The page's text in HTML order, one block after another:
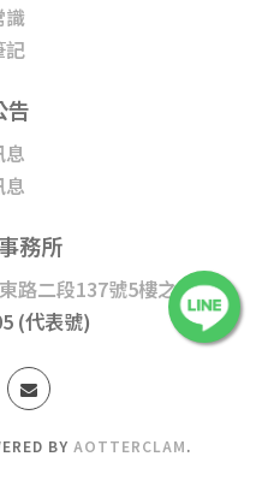
識
記
告
息
息
務所
路二段137號5樓之1|
(代表號)
BY AOTTERCLAM.